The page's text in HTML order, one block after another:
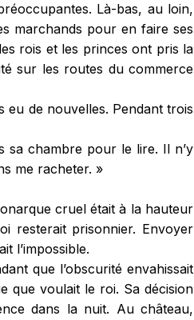
Là-bas, au loin,
marchands pour en faire ses
rois et les princes ont pris la
sur les routes du commerce
eu de nouvelles. Pendant trois
sa chambre pour le lire. Il n’y
me racheter. »
cruel était à la hauteur
resterait prisonnier. Envoyer
l’impossible.
que l’obscurité envahissait
que voulait le roi. Sa décision
dans la nuit. Au château,